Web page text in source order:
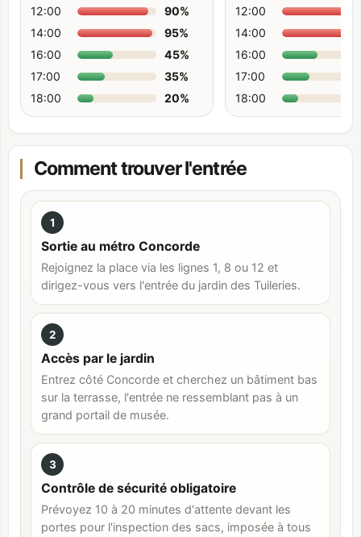
12:00
90%
14:00
95%
16:00
45%
17:00
35%
18:00
20%
12:00
14:00
16:00
17:00
18:00
Comment trouver l'entrée
1
Sortie au métro Concorde
Rejoignez la place via les lignes 1, 8 ou 12 et
dirigez-vous vers l'entrée du jardin des Tuileries.
2
Accès par le jardin
Entrez côté Concorde et cherchez un bâtiment bas
sur la terrasse, l'entrée ne ressemblant pas à un
grand portail de musée.
3
Contrôle de sécurité obligatoire
Prévoyez 10 à 20 minutes d'attente devant les
portes pour l'inspection des sacs, imposée à tous